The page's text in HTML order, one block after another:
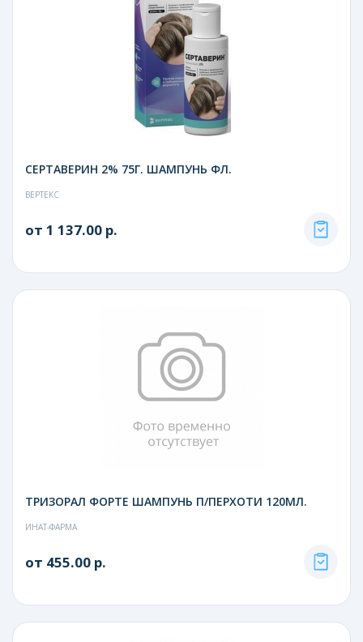
СЕРТАВЕРИН 2% 75Г. ШАМПУНЬ ФЛ.
ВЕРТЕКС
от 1 137.00 р.
ТРИЗОРАЛ ФОРТЕ ШАМПУНЬ П/ПЕРХОТИ 120МЛ.
ИНАТ-ФАРМА
от 455.00 р.